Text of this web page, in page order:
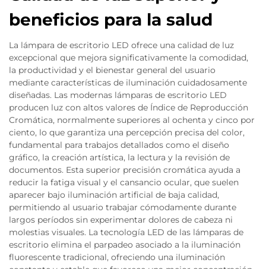
beneficios para la salud
La lámpara de escritorio LED ofrece una calidad de luz
excepcional que mejora significativamente la comodidad,
la productividad y el bienestar general del usuario
mediante características de iluminación cuidadosamente
diseñadas. Las modernas lámparas de escritorio LED
producen luz con altos valores de Índice de Reproducción
Cromática, normalmente superiores al ochenta y cinco por
ciento, lo que garantiza una percepción precisa del color,
fundamental para trabajos detallados como el diseño
gráfico, la creación artística, la lectura y la revisión de
documentos. Esta superior precisión cromática ayuda a
reducir la fatiga visual y el cansancio ocular, que suelen
aparecer bajo iluminación artificial de baja calidad,
permitiendo al usuario trabajar cómodamente durante
largos períodos sin experimentar dolores de cabeza ni
molestias visuales. La tecnología LED de las lámparas de
escritorio elimina el parpadeo asociado a la iluminación
fluorescente tradicional, ofreciendo una iluminación